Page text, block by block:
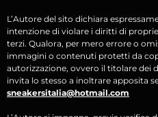
L’Autore del sito dichiara
intenzione di violare i diritti di
terzi. Qualora, per mero errore o
immagini o contenuti protetti da
autorizzazione, ovvero il titolare dei
invita lo stesso a inoltrare apposita
sneakersitalia@hotmail.com